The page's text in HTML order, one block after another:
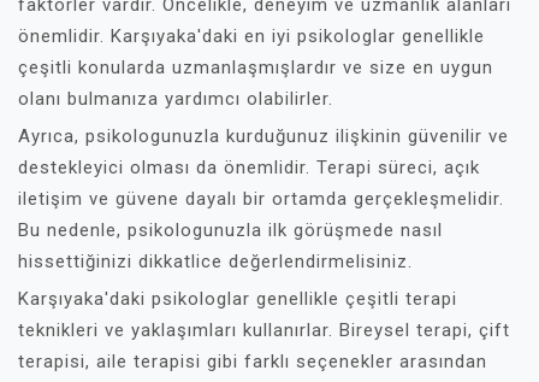
faktörler vardır. Öncelikle, deneyim ve uzmanlık alanları
önemlidir. Karşıyaka'daki en iyi psikologlar genellikle
çeşitli konularda uzmanlaşmışlardır ve size en uygun
olanı bulmanıza yardımcı olabilirler.
Ayrıca, psikologunuzla kurduğunuz ilişkinin güvenilir ve
destekleyici olması da önemlidir. Terapi süreci, açık
iletişim ve güvene dayalı bir ortamda gerçekleşmelidir.
Bu nedenle, psikologunuzla ilk görüşmede nasıl
hissettiğinizi dikkatlice değerlendirmelisiniz.
Karşıyaka'daki psikologlar genellikle çeşitli terapi
teknikleri ve yaklaşımları kullanırlar. Bireysel terapi, çift
terapisi, aile terapisi gibi farklı seçenekler arasından